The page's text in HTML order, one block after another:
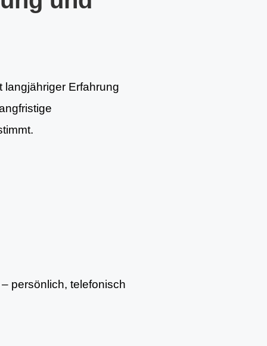
langjähriger Erfahrung
persönlich, telefonisch